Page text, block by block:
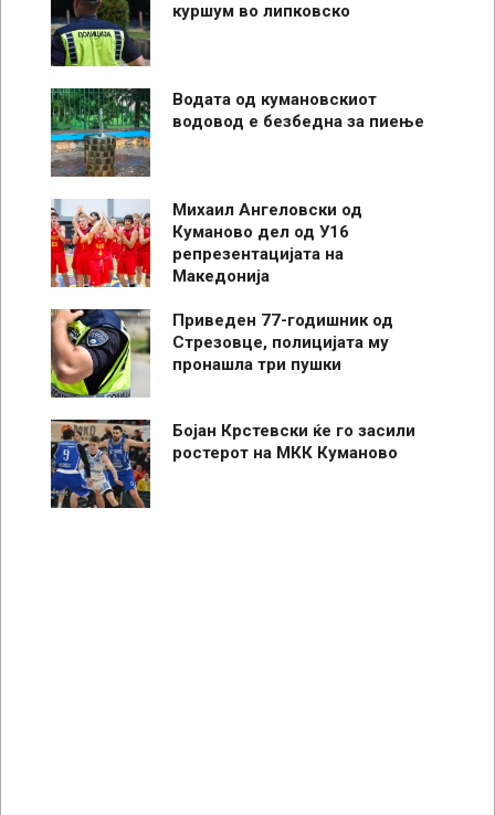
куршум во липковско
Водата од кумановскиот
водовод е безбедна за пиење
Михаил Ангеловски од
Куманово дел од У16
репрезентацијата на
Македонија
Приведен 77-годишник од
Стрезовце, полицијата му
пронашла три пушки
Бојан Крстевски ќе го засили
ростерот на МКК Куманово